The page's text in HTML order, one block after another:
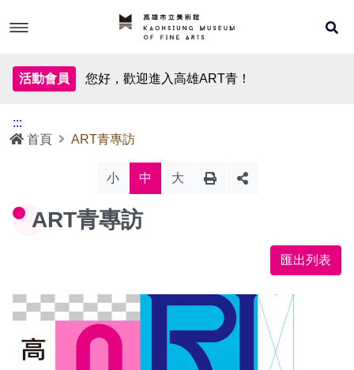
主
關於本計畫
ART青聲影
網站地圖
活動會員 您好，歡迎進入高雄ART青！
:::
首頁
ART青專訪
小 中 大
ART青專訪
匯出列表